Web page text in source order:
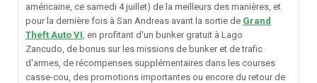
américaine, ce samedi 4 juillet) de la meilleurs des manières, et
pour la dernière fois à San Andreas avant la sortie de Grand
Theft Auto VI en profitant d'un bunker gratuit à Lago
Zancudo, de bonus sur les missions de bunker et de trafic
d'armes, de récompenses supplémentaires dans les courses
casse-cou, des promotions importantes ou encore du retour de